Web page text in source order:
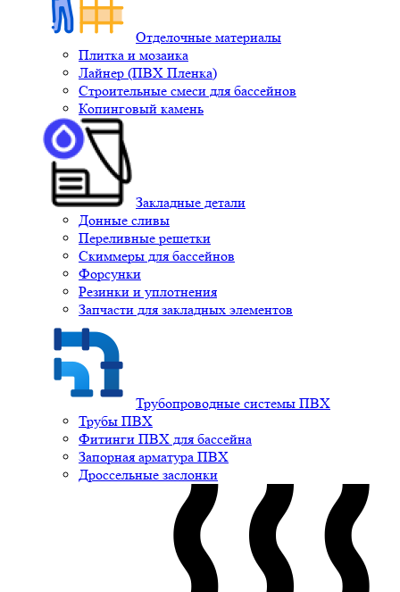
Отделочные материалы
Плитка и мозаика
Лайнер (ПВХ Пленка)
Строительные смеси для бассейнов
Копинговый камень
Закладные детали
Донные сливы
Переливные решетки
Скиммеры для бассейнов
Форсунки
Резинки и уплотнения
Запчасти для закладных элементов
Трубопроводные системы ПВХ
Трубы ПВХ
Фитинги ПВХ для бассейна
Запорная арматура ПВХ
Дроссельные заслонки